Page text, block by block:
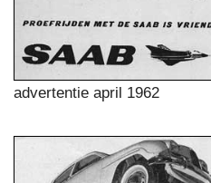
advertentie april 1962